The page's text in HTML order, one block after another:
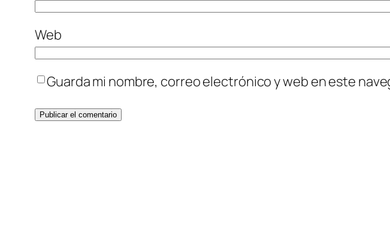
Web
Guarda mi nombre, correo electrónico y web en este